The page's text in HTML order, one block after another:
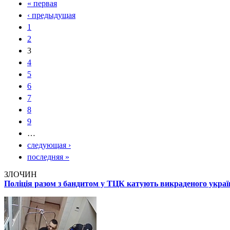
« первая
‹ предыдущая
1
2
3
4
5
6
7
8
9
…
следующая ›
последняя »
ЗЛОЧИН
Поліція разом з бандитом у ТЦК катують викраденого